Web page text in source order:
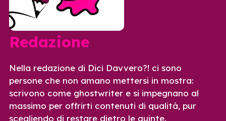
Redazione
Nella redazione di Dici Davvero?! ci sono
persone che non amano mettersi in mostra:
scrivono come ghostwriter e si impegnano al
massimo per offrirti contenuti di qualità, pur
scegliendo di restare dietro le quinte.